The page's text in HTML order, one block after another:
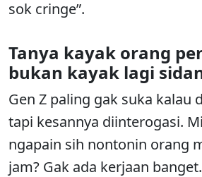
sok cringe”.
Tanya kayak orang
bukan kayak lagi
Gen Z paling gak suka kalau
tapi kesannya diinterogasi.
ngapain sih nontonin orang
jam? Gak ada kerjaan